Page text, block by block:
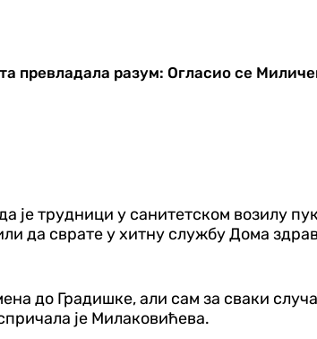
превладала разум: Огласио се
трудници у санитетском возилу
да сврате у хитну службу Дома
до Градишке, али сам за сваки
је Милаковићева.